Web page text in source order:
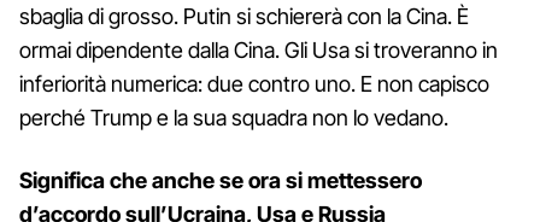
sbaglia di grosso. Putin si schiererà con la Cina. È
ormai dipendente dalla Cina. Gli Usa si troveranno in
inferiorità numerica: due contro uno. E non capisco
perché Trump e la sua squadra non lo vedano.
Significa che anche se ora si mettessero
d’accordo sull’Ucraina, Usa e Russia